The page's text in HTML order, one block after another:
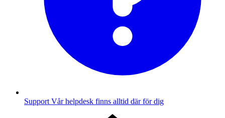
Support Vår helpdesk finns alltid där för dig